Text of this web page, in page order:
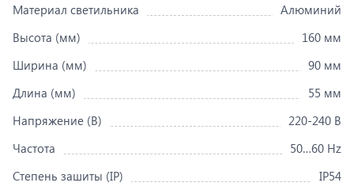
Материал светильника
Алюминий
Высота (мм)
160 мм
Ширина (мм)
90 мм
Длина (мм)
55 мм
Напряжение (В)
220-240 В
Частота
50…60 Hz
Степень зашиты (IP)
IP54